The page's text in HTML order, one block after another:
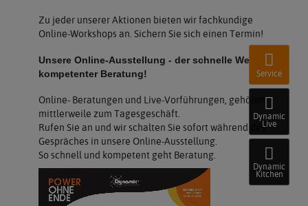
Service
Dynamic
Live
Dynamic
Kitchen
Zu jeder unserer Aktionen bieten wir fachkundige
Online-Workshops an. Sichern Sie sich einen Termin!
Unsere Online-Ausstellung - der schnelle Weg zu
kompetenter Beratung!
Online- Beratungen und Live-Vorführungen, gehören
mittlerweile zum Tagesgeschäft.
Rufen Sie an und wir schalten Sie sofort während des
Gespräches in unsere Online-Ausstellung.
So schnell und kompetent geht Beratung.